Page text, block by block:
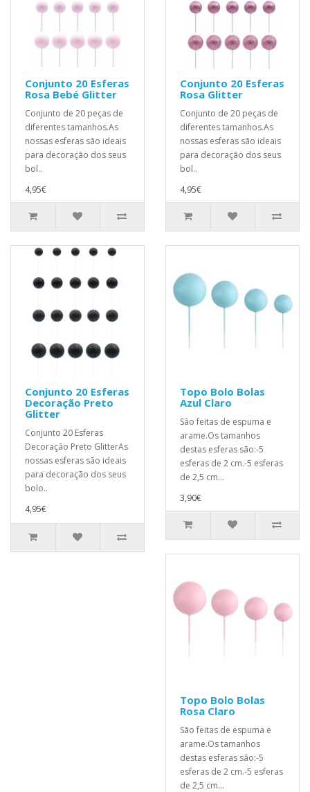
Conjunto 20 Esferas
Rosa Bebé Glitter
Conjunto de 20 peças de
diferentes tamanhos.As
nossas esferas são ideais
para decoração dos seus
bol..
4,95€
Conjunto 20 Esferas
Rosa Glitter
Conjunto de 20 peças de
diferentes tamanhos.As
nossas esferas são ideais
para decoração dos seus
bol..
4,95€
Conjunto 20 Esferas
Decoração Preto
Glitter
Conjunto 20 Esferas
Decoração Preto GlitterAs
nossas esferas são ideais
para decoração dos seus
bolo..
4,95€
Topo Bolo Bolas
Azul Claro
São feitas de espuma e
arame.Os tamanhos
destas esferas são:-5
esferas de 2 cm.-5 esferas
de 2,5 cm...
3,90€
Topo Bolo Bolas
Rosa Claro
São feitas de espuma e
arame.Os tamanhos
destas esferas são:-5
esferas de 2 cm.-5 esferas
de 2,5 cm...